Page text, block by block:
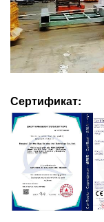
Сертификат: